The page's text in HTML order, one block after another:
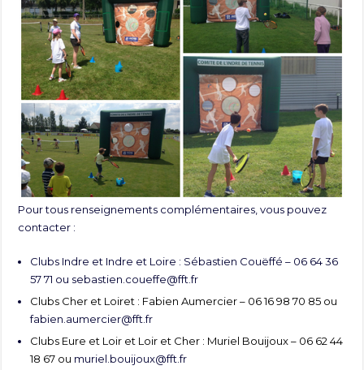
Pour tous renseignements complémentaires, vous pouvez
contacter :
Clubs Indre et Indre et Loire : Sébastien Couëffé – 06 64 36
57 71 ou sebastien.coueffe@fft.fr
Clubs Cher et Loiret : Fabien Aumercier – 06 16 98 70 85 ou
fabien.aumercier@fft.fr
Clubs Eure et Loir et Loir et Cher : Muriel Bouijoux – 06 62 44
18 67 ou muriel.bouijoux@fft.fr